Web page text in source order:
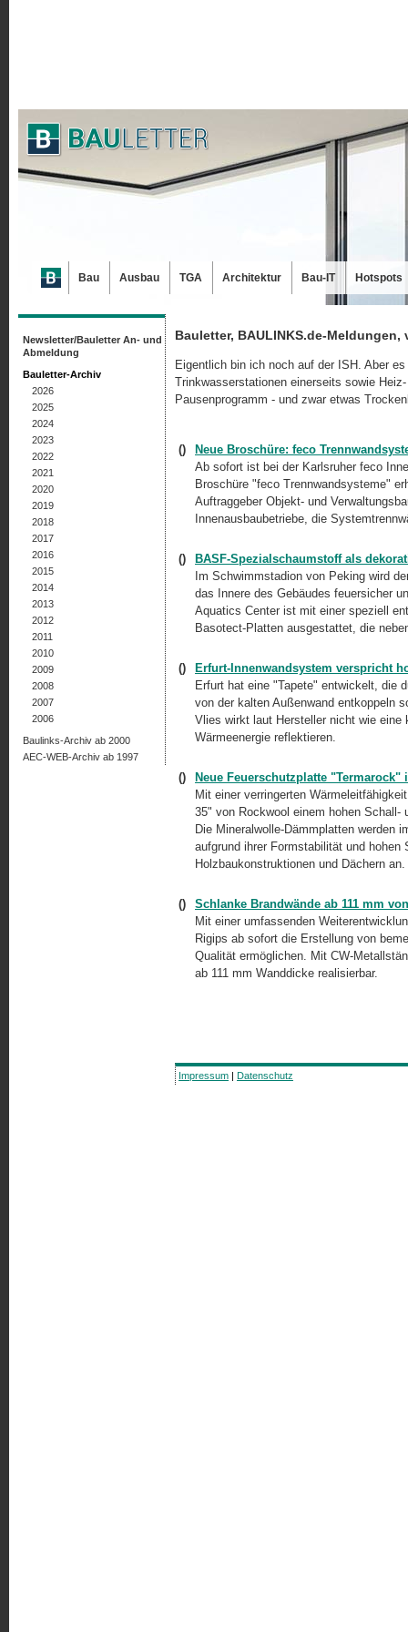
Bauletter, BAULINKS.de-Meldungen,
Eigentlich bin ich noch auf der ISH. Aber
Trinkwasserstationen einerseits sowie
Pausenprogramm - und zwar etwas
()
Neue Broschüre: feco
Ab sofort ist bei der Karlsruher feco
Broschüre "feco Trennwandsysteme"
Auftraggeber Objekt- und
Innenausbaubetriebe, die
()
BASF-Spezialschaumstoff als
Im Schwimmstadion von Peking wird
das Innere des Gebäudes feuersicher
Aquatics Center ist mit einer speziell
Basotect-Platten ausgestattet, die
()
Erfurt-Innenwandsystem verspricht
Erfurt hat eine "Tapete" entwickelt, die
von der kalten Außenwand entkoppeln
Vlies wirkt laut Hersteller nicht wie
Wärmeenergie reflektieren.
()
Neue Feuerschutzplatte "Termarock"
Mit einer verringerten
35" von Rockwool einem hohen
Die Mineralwolle-Dämmplatten werden
aufgrund ihrer Formstabilität und
Holzbaukonstruktionen und Dächern an.
()
Schlanke Brandwände ab 111 mm
Mit einer umfassenden
Rigips ab sofort die Erstellung von
Qualität ermöglichen. Mit CW-
ab 111 mm Wanddicke realisierbar.
Newsletter/Bauletter An- und
Abmeldung
Bauletter-Archiv
2026
2025
2024
2023
2022
2021
2020
2019
2018
2017
2016
2015
2014
2013
2012
2011
2010
2009
2008
2007
2006
Baulinks-Archiv ab 2000
AEC-WEB-Archiv ab 1997
Impressum | Datenschutz
Bau Ausbau TGA Architektur Bau-IT Hotspots